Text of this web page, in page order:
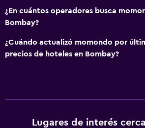
¿En cuántos operadores busca
Bombay?
¿Cuándo actualizó momondo por
precios de hoteles en Bombay?
Lugares de interés